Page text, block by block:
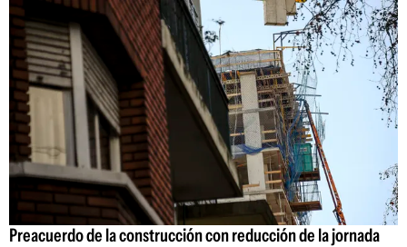
Preacuerdo de la construcción con reducción de la jornada